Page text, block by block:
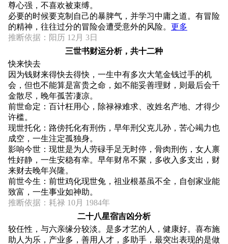
尊心强，不喜欢被束缚。
必要的时候要克制自己的暴脾气，并学习中庸之道。有冒险
的精神，往往过分的冒险会遭受意外的风险。 更多
推断依据：阳历 12月 3日
三世书财运分析，共十二种
快来快去
因为钱财来得快去得快，一生中有多次大笔金钱过手的机
会，但也不能算是富贵之命，如不能妥善理财，则最后会千
金散尽，晚年孤苦凄凉。
前世命定：百计枉用心，除禄禄难求、改姓名产地、才得少
许槛。
现世托化：路傍托化有刑伤，早年刑父克儿孙，苦心竭力也
成空，一生注定孤独身。
影响今世：现世是为人劳碌手足无时停，骨肉刑伤，女人禀
性好静，一生安稳有幸。早年财帛不聚，多收入多支出，财
来财去晚年兴隆。
前世今生：前世鸡化现世兔，祖业根基虽不全，自创家业能
致富，一生事业如神助。
推断依据：耗禄 10月 1984年
二十八星宿吉凶分析
较任性，与六亲缘分较淡。是多才艺的人，健康好。喜布施
助人为乐，产业多，善用人才，多助手，最突出表现的是做